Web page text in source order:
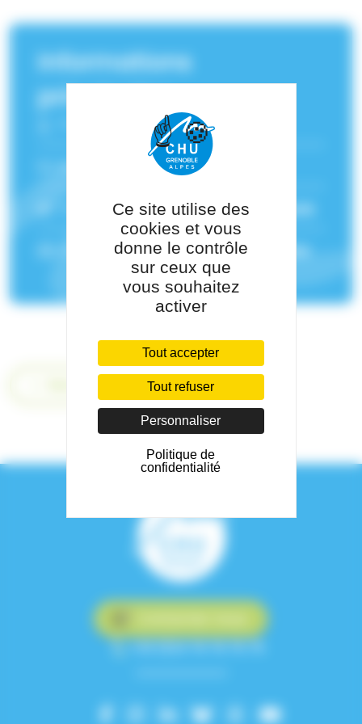
Informations
principales
Pharmacien
10001795169
Service(s) de rattachement :Pharmacie
Pôle de rattachement :Pôle Pharmacie
+33 (0)4 76 76 75 75
Ce site utilise des
cookies et vous
donne le contrôle
sur ceux que
vous souhaitez
activer
Tout accepter
Tout refuser
Personnaliser
Politique de
confidentialité